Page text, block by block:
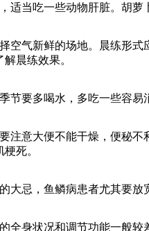
适当吃一些动物肝脏。胡萝
空气新鲜的场地。晨练形
晨练效果。
节要多喝水，多吃一些容
注意大便不能干燥，便秘
死。
大忌，鱼鳞病患者尤其要放
全身状况和调节功能一般